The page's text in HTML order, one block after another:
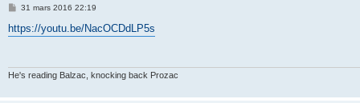
M
s
s
31 mars 2016 22:19
https://youtu.be/NacOCDdLP5s
He's reading Balzac, knocking back Prozac